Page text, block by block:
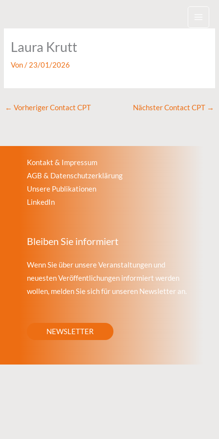
Laura Krutt
Von/ 23/01/2026
← Vorheriger Contact CPT Nächster Contact CPT →
Kontakt & Impressum
AGB & Datenschutzerklärung
Unsere Publikationen
LinkedIn
Bleiben Sie informiert
Wenn Sie über unsere Veranstaltungen und
neuesten Veröffentlichungen informiert werden
wollen, melden Sie sich für unseren Newsletter an.
NEWSLETTER